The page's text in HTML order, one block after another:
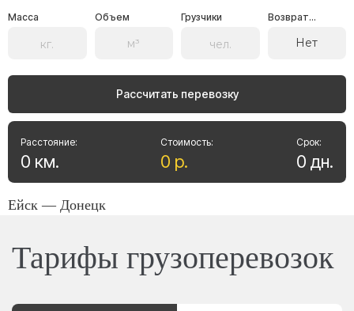
Масса Объем Грузчики Возврат...
Нет
Рассчитать перевозку
Стоимость:
0 р.
Расстояние:
0 км.
Срок:
0 дн.
Ейск — Донецк
Тарифы грузоперевозок